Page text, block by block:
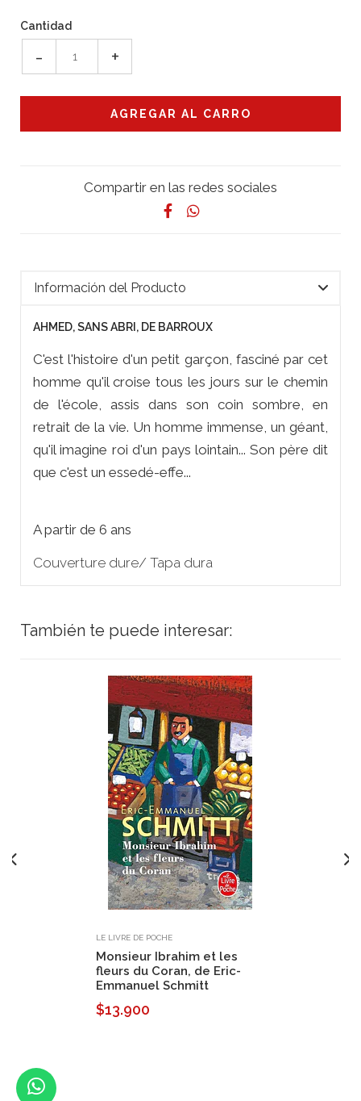
Cantidad
- +
Compartir en las redes sociales
Información del Producto
AHMED, SANS ABRI, DE BARROUX
C'est l'histoire d'un petit garçon, fasciné par cet
homme qu'il croise tous les jours sur le chemin
de l'école, assis dans son coin sombre, en
retrait de la vie. Un homme immense, un géant,
qu'il imagine roi d'un pays lointain... Son père dit
que c'est un essedé-effe...
A partir de 6 ans
Couverture dure/ Tapa dura
También te puede interesar:
LE LIVRE DE POCHE
Monsieur Ibrahim et les
fleurs du Coran, de Eric-
Emmanuel Schmitt
$13.900